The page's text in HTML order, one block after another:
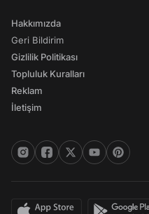
Hakkımızda
Geri Bildirim
Gizlilik Politikası
Topluluk Kuralları
Reklam
İletişim